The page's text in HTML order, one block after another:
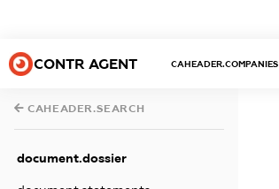
CONTR AGENT CAHEADER.COMPANIES
CAHEADER.SEARCH
document.dossier